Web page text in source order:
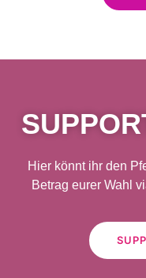
Hier könnt ihr den
Betrag eurer Wahl